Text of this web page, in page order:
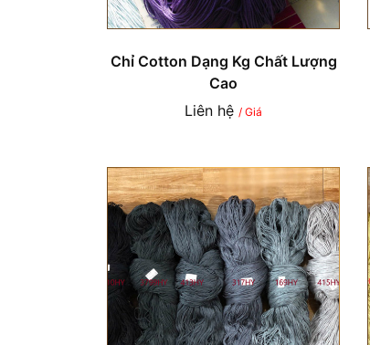
Chỉ Cotton Dạng Kg Chất Lượng
Cao
Liên hệ / Giá